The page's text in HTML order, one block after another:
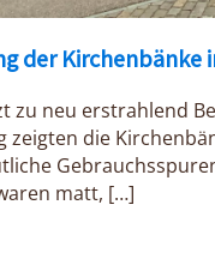
der Kirchenbänke
zu neu erstrahlend
zeigten die
matt, […]